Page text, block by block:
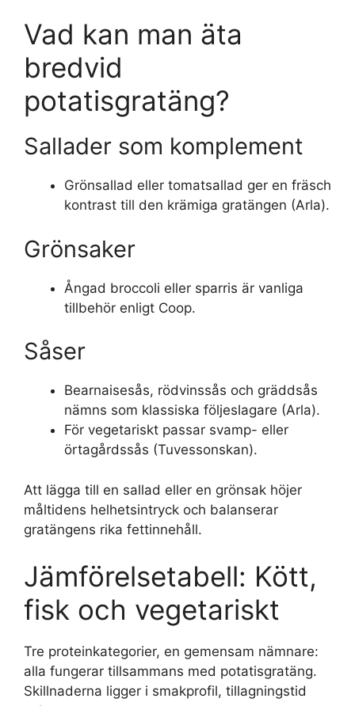
Vad kan man äta
bredvid
potatisgratäng?
Sallader som komplement
Grönsallad eller tomatsallad ger en fräsch
kontrast till den krämiga gratängen (Arla).
Grönsaker
Ångad broccoli eller sparris är vanliga
tillbehör enligt Coop.
Såser
Bearnaisesås, rödvinssås och gräddsås
nämns som klassiska följeslagare (Arla).
För vegetariskt passar svamp- eller
örtagårdssås (Tuvessonskan).
Att lägga till en sallad eller en grönsak höjer
måltidens helhetsintryck och balanserar
gratängens rika fettinnehåll.
Jämförelsetabell: Kött,
fisk och vegetariskt
Tre proteinkategorier, en gemensam nämnare:
alla fungerar tillsammans med potatisgratäng.
Skillnaderna ligger i smakprofil, tillagningstid